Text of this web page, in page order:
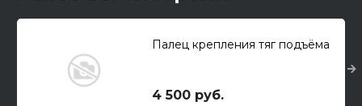
Палец крепления тяг подъёма
4 500 руб.